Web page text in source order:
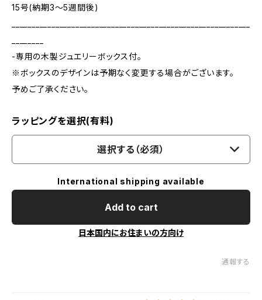
15号(納期3～5週間後)
-専用の木製ジュエリーボックス付。
※ボックスのデザインは予期なく変更する場合がございます。
予めご了承ください。
ラッピングを選択(有料)
選択する（必須）
International shipping available
Add to cart
日本国内にお住まいの方向け
通報する